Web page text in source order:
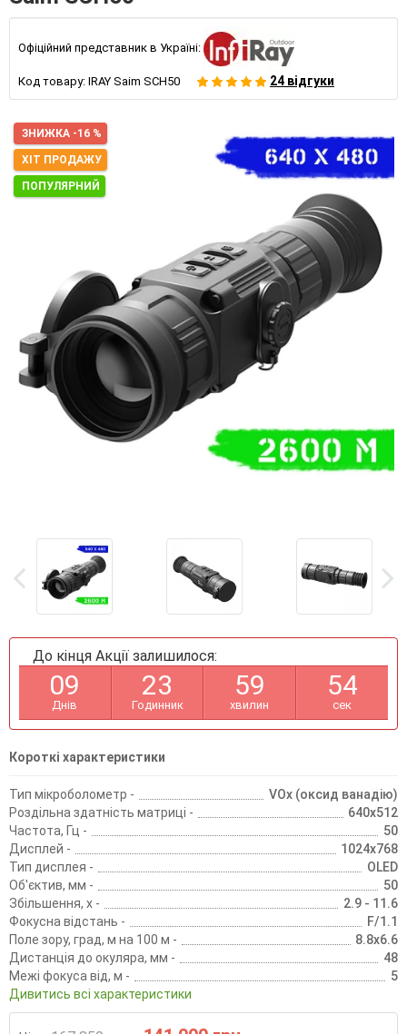
Офіційний представник в Україні:
Код товару: IRAY Saim SCH50 24 відгуки
ЗНИЖКА -16 %
ХІТ ПРОДАЖУ
ПОПУЛЯРНИЙ
До кінця Акції залишилося:
09
Днів
23
Годинник
59
хвилин
54
сек
Короткі характеристики
Тип мікроболометр -
VOx (оксид ванадію)
Роздільна здатність матриці -
640x512
Частота, Гц -
50
Дисплей -
1024x768
Тип дисплея -
OLED
Об'єктив, мм -
50
Збільшення, х -
2.9 - 11.6
Фокусна відстань -
F/1.1
Поле зору, град, м на 100 м -
8.8x6.6
Дистанція до окуляра, мм -
48
Межі фокуса від, м -
5
Дивитись всі характеристики